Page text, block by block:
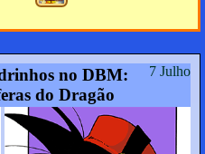
7 Julho
no DBM:
do Dragão